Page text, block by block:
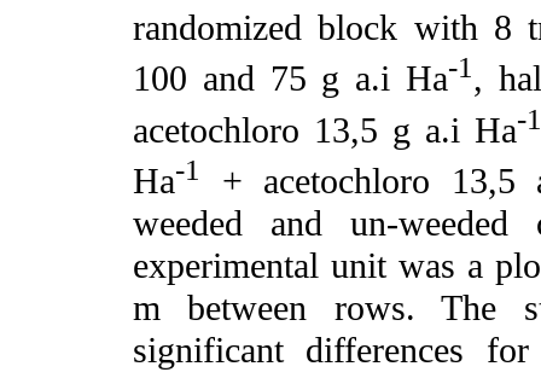
randomized block with 8
100 and 75 g a.i Ha-1 ,
acetochloro 13,5 g a.i Ha-1
Ha-1
+ acetochloro
weeded and un-
experimental unit was a
m between rows. The
significant differences